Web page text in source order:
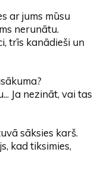
ar jums mūsu
nerunātu.
trīs kanādieši un
Ja nezināt, vai tas
sāksies karš.
kad tiksimies,